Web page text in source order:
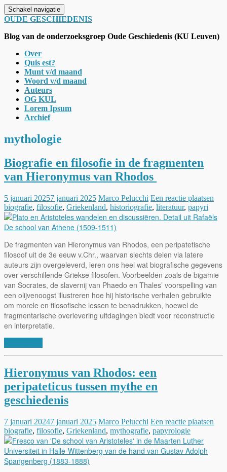
Schakel navigatie
OUDE GESCHIEDENIS
Blog van de onderzoeksgroep Oude Geschiedenis (KU Leuven)
Over
Quis est?
Munt v/d maand
Woord v/d maand
Auteurs
OG KUL
Lorem Ipsum
Archief
mythologie
Biografie en filosofie in de fragmenten
van Hieronymus van Rhodos
5 januari 20257 januari 2025 Marco Pelucchi Een reactie plaatsen
biografie, filosofie, Griekenland, historiografie, literatuur, papyri
De fragmenten van Hieronymus van Rhodos, een peripatetische
filosoof uit de 3e eeuw v.Chr., waarvan slechts delen via latere
auteurs zijn overgeleverd, leren ons heel wat biografische gegevens
over verschillende Griekse filosofen. Voorbeelden zoals de bigamie
van Socrates, de slavernij van Phaedo en Thales’ voorspelling van
een olijvenoogst illustreren hoe hij historische verhalen gebruikte
om morele en filosofische lessen te benadrukken, hoewel de
fragmentarische overlevering uitdagingen biedt voor reconstructie
en interpretatie.
Hieronymus van Rhodos: een
peripateticus tussen mythe en
geschiedenis
7 januari 20247 januari 2025 Marco Pelucchi Een reactie plaatsen
biografie, filosofie, Griekenland, mythografie, papyrologie